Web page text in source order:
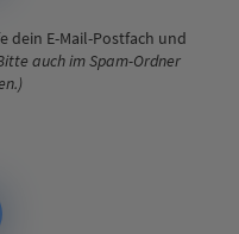
dein E-Mail-Postfach und
auch im Spam-Ordner